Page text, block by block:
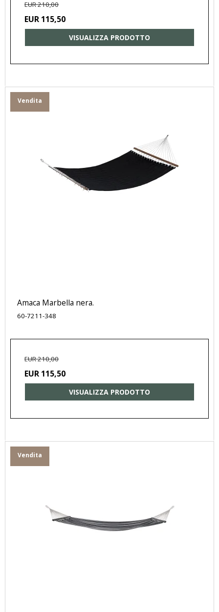
EUR 210,00
EUR 115,50
VISUALIZZA PRODOTTO
Vendita
Amaca Marbella nera.
60-7211-348
EUR 210,00
EUR 115,50
VISUALIZZA PRODOTTO
Vendita